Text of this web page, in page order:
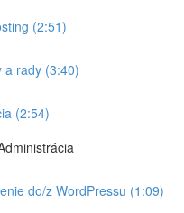
(2:51)
a rady (3:40)
(2:54)
do/z WordPressu (1:09)